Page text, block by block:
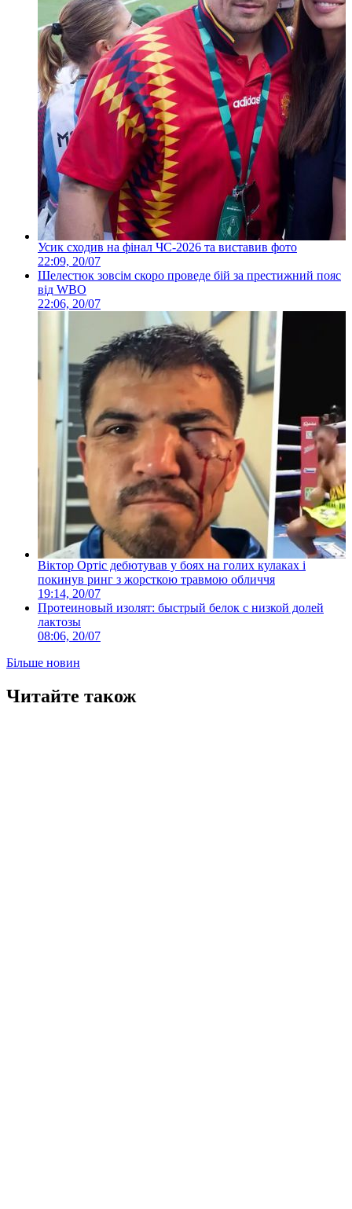
Усик сходив на фінал ЧС-2026 та виставив фото
22:09, 20/07
Шелестюк зовсім скоро проведе бій за престижний пояс
від WBO
22:06, 20/07
Віктор Ортіс дебютував у боях на голих кулаках і
покинув ринг з жорсткою травмою обличчя
19:14, 20/07
Протеиновый изолят: быстрый белок с низкой долей
лактозы
08:06, 20/07
Більше новин
Читайте також